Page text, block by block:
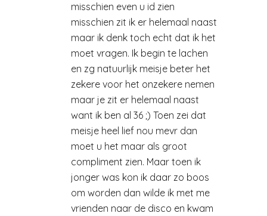
misschien even u id zien
misschien zit ik er helemaal naast
maar ik denk toch echt dat ik het
moet vragen. Ik begin te lachen
en zg natuurlijk meisje beter het
zekere voor het onzekere nemen
maar je zit er helemaal naast
want ik ben al 36 ;) Toen zei dat
meisje heel lief nou mevr dan
moet u het maar als groot
compliment zien. Maar toen ik
jonger was kon ik daar zo boos
om worden dan wilde ik met me
vrienden naar de disco en kwam